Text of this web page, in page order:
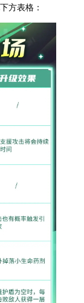
方表格：